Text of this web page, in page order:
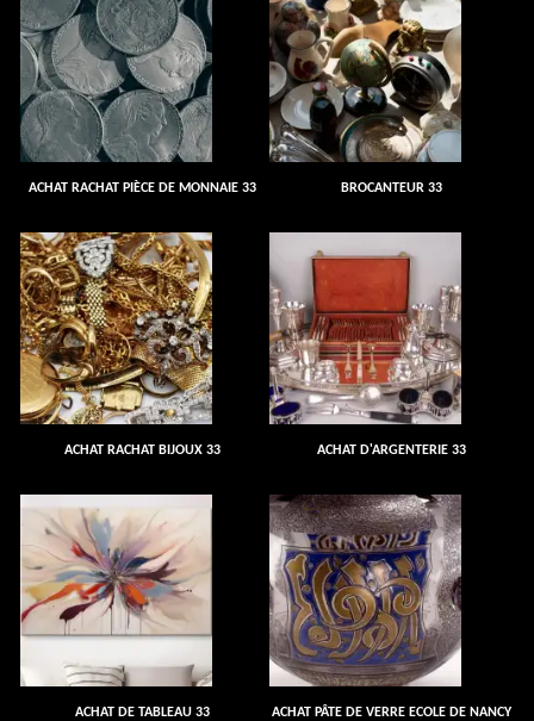
ACHAT RACHAT PIÈCE DE MONNAIE 33 BROCANTEUR 33
ACHAT RACHAT BIJOUX 33 ACHAT D'ARGENTERIE 33
ACHAT DE TABLEAU 33
ACHAT PÂTE DE VERRE ECOLE DE NANCY